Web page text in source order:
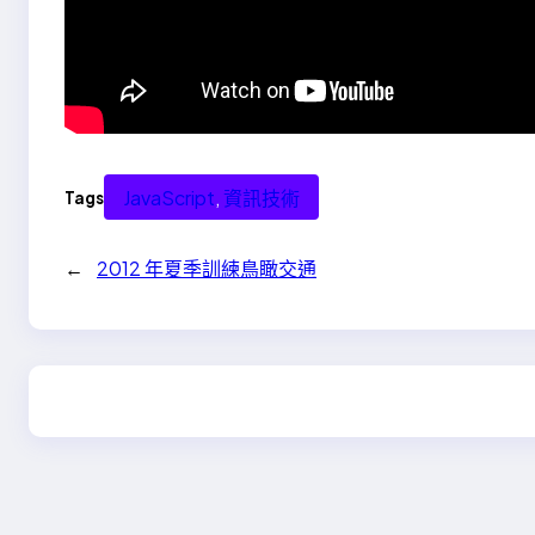
Tags JavaScript, 資訊技術
← 2012 年夏季訓練鳥瞰交通